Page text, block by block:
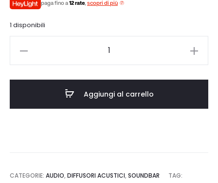
originale
era:
€2.902,00.
è:
paga fino a12 rate, scopri di più
1 disponibili
Aggiungi al carrello
CATEGORIE: AUDIO, DIFFUSORI ACUSTICI, SOUNDBAR
TAG: